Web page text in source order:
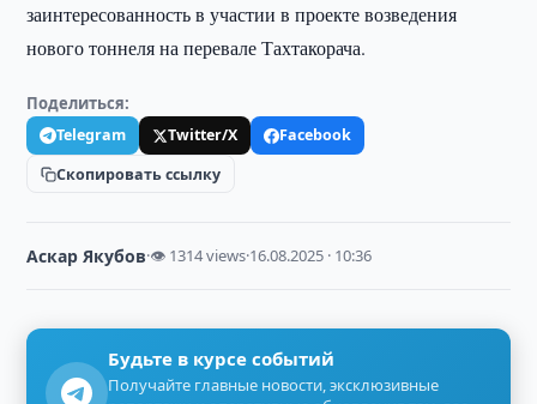
заинтересованность в участии в проекте возведения
нового тоннеля на перевале Тахтакорача.
Поделиться:
Telegram Twitter/X
Facebook
Скопировать ссылку
Аскар Якубов·👁 1314 views·16.08.2025 · 10:36
Будьте в курсе событий
Получайте главные новости, эксклюзивные